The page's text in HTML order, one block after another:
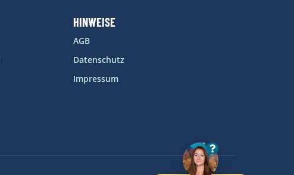
HINWEISE
AGB
Datenschutz
Impressum